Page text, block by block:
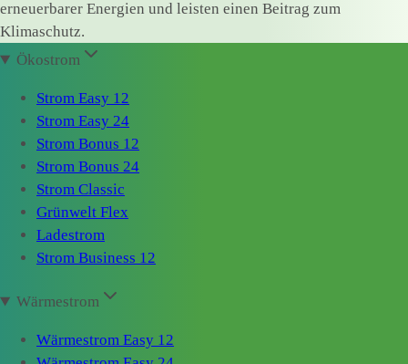
erneuerbarer Energien und leisten einen Beitrag zum
Klimaschutz.
Ökostrom
Strom Easy 12
Strom Easy 24
Strom Bonus 12
Strom Bonus 24
Strom Classic
Grünwelt Flex
Ladestrom
Strom Business 12
Wärmestrom
Wärmestrom Easy 12